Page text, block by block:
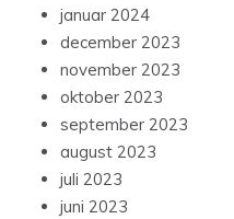
januar 2024
december 2023
november 2023
oktober 2023
september 2023
august 2023
juli 2023
juni 2023